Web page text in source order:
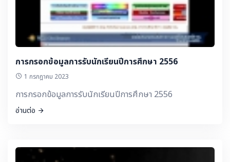
การกรอกข้อมูลการรับนักเรียนปีการศึกษา 2556
1 กรกฎาคม 2023
การกรอกข้อมูลการรับนักเรียนปีการศึกษา 2556
อ่านต่อ